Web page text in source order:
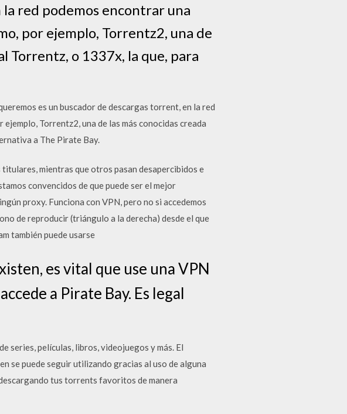
red podemos encontrar una
por ejemplo, Torrentz2, una de
Torrentz, o 1337x, la que, para
es un buscador de descargas torrent, en la red
Torrentz2, una de las más conocidas creada
a The Pirate Bay.
mientras que otros pasan desapercibidos e
convencidos de que puede ser el mejor
proxy. Funciona con VPN, pero no si accedemos
de reproducir (triángulo a la derecha) desde el que
también puede usarse
es vital que use una VPN
a Pirate Bay. Es legal
series, películas, libros, videojuegos y más. El
se puede seguir utilizando gracias al uso de alguna
tus torrents favoritos de manera